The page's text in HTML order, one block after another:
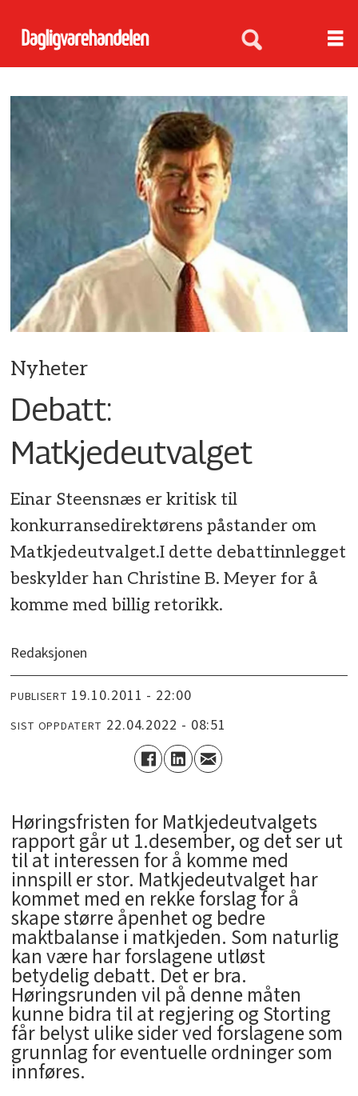
Nyheter
Debatt:
Matkjedeutvalget
Einar Steensnæs er kritisk til
konkurransedirektørens påstander om
Matkjedeutvalget.I dette debattinnlegget
beskylder han Christine B. Meyer for å
komme med billig retorikk.
Redaksjonen
PUBLISERT 19.10.2011 - 22:00
SIST OPPDATERT 22.04.2022 - 08:51
Høringsfristen for Matkjedeutvalgets
rapport går ut 1.desember, og det ser ut
til at interessen for å komme med
innspill er stor. Matkjedeutvalget har
kommet med en rekke forslag for å
skape større åpenhet og bedre
maktbalanse i matkjeden. Som naturlig
kan være har forslagene utløst
betydelig debatt. Det er bra.
Høringsrunden vil på denne måten
kunne bidra til at regjering og Storting
får belyst ulike sider ved forslagene som
grunnlag for eventuelle ordninger som
innføres.